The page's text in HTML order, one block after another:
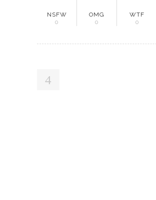
NSFW
0
OMG
0
WTF
0